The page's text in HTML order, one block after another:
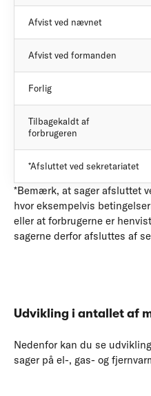
Afvist ved nævnet
Afvist ved formanden
Forlig
Tilbagekaldt af
forbrugeren
*Afsluttet ved sekretariatet
*Bemærk, at sager afsluttet
hvor eksempelvis
eller at forbrugerne er
sagerne derfor afsluttes af
Udvikling i antallet af
Nedenfor kan du se
sager på el-, gas- og